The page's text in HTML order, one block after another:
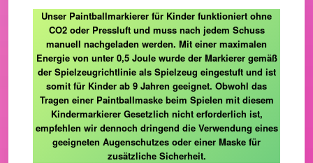
Unser Paintballmarkierer für Kinder funktioniert ohne
CO2 oder Pressluft und muss nach jedem Schuss
manuell nachgeladen werden. Mit einer maximalen
Energie von unter 0,5 Joule wurde der Markierer gemäß
der Spielzeugrichtlinie als Spielzeug eingestuft und ist
somit für Kinder ab 9 Jahren geeignet. Obwohl das
Tragen einer Paintballmaske beim Spielen mit diesem
Kindermarkierer Gesetzlich nicht erforderlich ist,
empfehlen wir dennoch dringend die Verwendung eines
geeigneten Augenschutzes oder einer Maske für
zusätzliche Sicherheit.